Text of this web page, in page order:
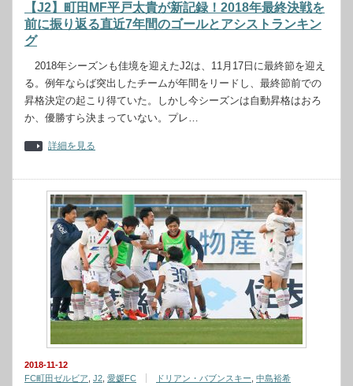
【J2】町田MF平戸太貴が新記録！2018年最終決戦を
前に振り返る直近7年間のゴールとアシストランキン
グ
2018年シーズンも佳境を迎えたJ2は、11月17日に最終節を迎え
る。例年ならば突出したチームが年間をリードし、最終節前での
昇格決定の起こり得ていた。しかし今シーズンは自動昇格はおろ
か、優勝すら決まっていない。プレ…
詳細を見る
2018-11-12
FC町田ゼルビア J2 愛媛FC ドリアン・バブンスキー 中島裕希